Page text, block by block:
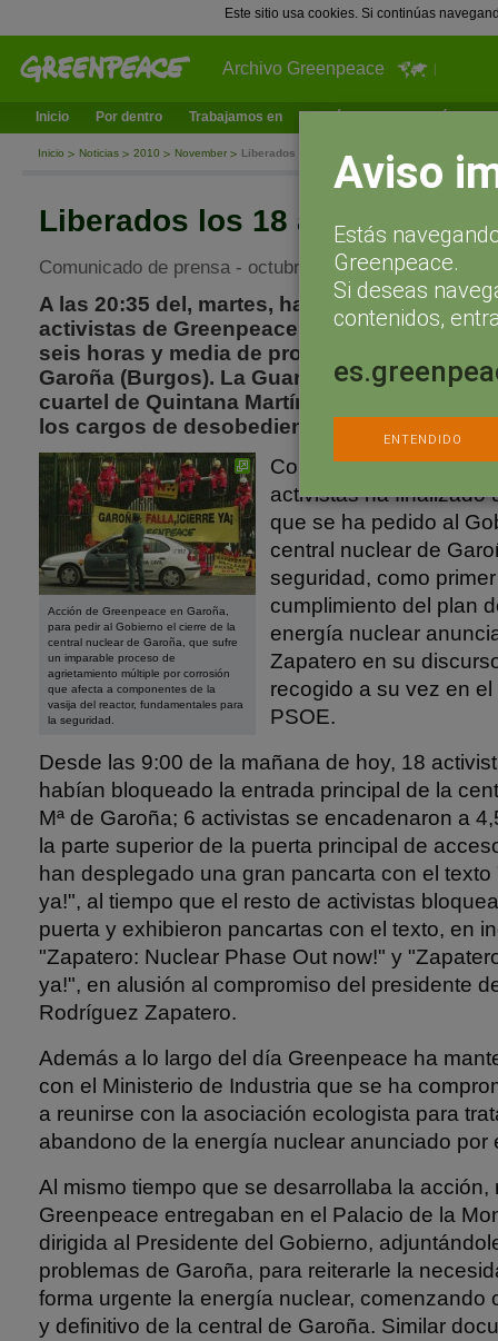
Este sitio usa cookies. Si continúas
Archivo Greenpeace
Inicio Por dentro Trabajamos en ¿Qué puedes hacer tú?
Inicio Noticias 2010 November Liberados los 18 activistas de greenpeace
Liberados los 18 activistas de
Comunicado de prensa - octubre 19, 2004
A las 20:35 del, martes, han sido puestos en
activistas de Greenpeace que habían sido
seis horas y media de protesta pacífica en
Garoña (Burgos). La Guardia Civil les había
cuartel de Quintana Martín Galíndez
los cargos de desobediencia y resistencia a
Acción de Greenpeace en Garoña,
para pedir al Gobierno el cierre de la
central nuclear de Garoña, que sufre
un imparable proceso de
agrietamiento múltiple por corrosión
que afecta a componentes de la
vasija del reactor, fundamentales para
la seguridad.
Con la puesta en
activistas ha finalizado
que se ha pedido al
central nuclear de
seguridad, como
cumplimiento del plan
energía nuclear
Zapatero en su
recogido a su vez en
PSOE.
Desde las 9:00 de la mañana de hoy, 18
habían bloqueado la entrada principal de la
Mª de Garoña; 6 activistas se encadenaron a
la parte superior de la puerta principal de
han desplegado una gran pancarta con el texto
ya!", al tiempo que el resto de activistas
puerta y exhibieron pancartas con el texto, en
"Zapatero: Nuclear Phase Out now!" y
ya!", en alusión al compromiso del presidente
Rodríguez Zapatero.
Además a lo largo del día Greenpeace ha
con el Ministerio de Industria que se ha
a reunirse con la asociación ecologista para
abandono de la energía nuclear anunciado por
Al mismo tiempo que se desarrollaba la
Greenpeace entregaban en el Palacio de la
dirigida al Presidente del Gobierno,
problemas de Garoña, para reiterarle la
forma urgente la energía nuclear, comenzando
y definitivo de la central de Garoña. Similar
Aviso
Estás
Greenpeace.
Si deseas
contenidos,
ENTENDIDO